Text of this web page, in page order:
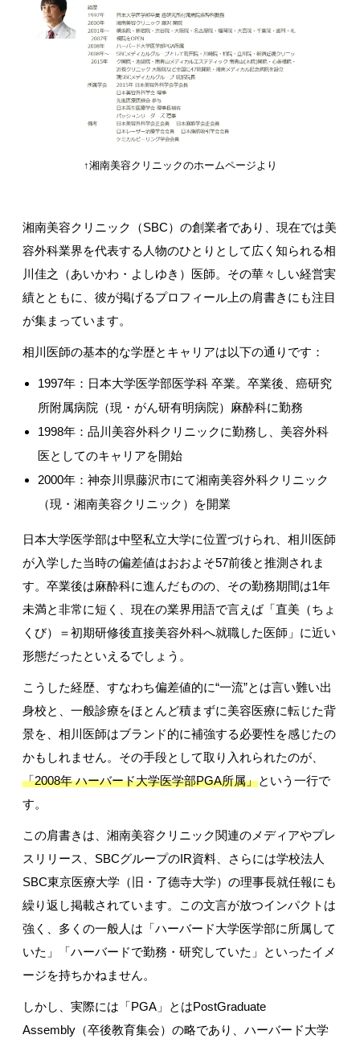
↑湘南美容クリニックのホームページより
湘南美容クリニック（SBC）の創業者であり、現在では美
容外科業界を代表する人物のひとりとして広く知られる相
川佳之（あいかわ・よしゆき）医師。その華々しい経営実
績とともに、彼が掲げるプロフィール上の肩書きにも注目
が集まっています。
相川医師の基本的な学歴とキャリアは以下の通りです：
1997年：日本大学医学部医学科 卒業。卒業後、癌研究
所附属病院（現・がん研有明病院）麻酔科に勤務
1998年：品川美容外科クリニックに勤務し、美容外科
医としてのキャリアを開始
2000年：神奈川県藤沢市にて湘南美容外科クリニック
（現・湘南美容クリニック）を開業
日本大学医学部は中堅私立大学に位置づけられ、相川医師
が入学した当時の偏差値はおおよそ57前後と推測されま
す。卒業後は麻酔科に進んだものの、その勤務期間は1年
未満と非常に短く、現在の業界用語で言えば「直美（ちょ
くび）＝初期研修後直接美容外科へ就職した医師」に近い
形態だったといえるでしょう。
こうした経歴、すなわち偏差値的に“一流”とは言い難い出
身校と、一般診療をほとんど積まずに美容医療に転じた背
景を、相川医師はブランド的に補強する必要性を感じたの
かもしれません。その手段として取り入れられたのが、
「2008年 ハーバード大学医学部PGA所属」という一行で
す。
この肩書きは、湘南美容クリニック関連のメディアやプレ
スリリース、 SBCグループのIR資料、さらには学校法人
SBC東京医療大学（旧・了德寺大学）の理事長就任報にも
繰り返し掲載されています。この文言が放つインパクトは
強く、多くの一般人は「ハーバード大学医学部に所属して
いた」「ハーバードで勤務・研究していた」といったイメ
ージを持ちかねません。
しかし、実際には「PGA 」とはPostGraduate
Assembly （卒後教育集会）の略であり、ハーバード大学